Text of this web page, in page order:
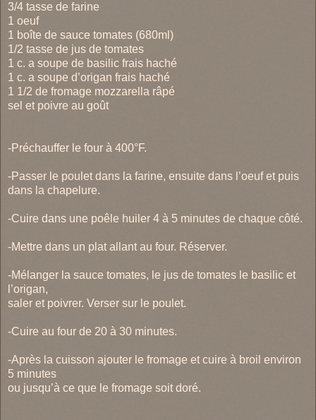
3/4 tasse de farine
1 oeuf
1 boîte de sauce tomates (680ml)
1/2 tasse de jus de tomates
1 c. a soupe de basilic frais haché
1 c. a soupe d’origan frais haché
1 1/2 de fromage mozzarella râpé
sel et poivre au goût
-Préchauffer le four à 400°F.
-Passer le poulet dans la farine, ensuite dans l’oeuf et puis
dans la chapelure.
-Cuire dans une poêle huiler 4 à 5 minutes de chaque côté.
-Mettre dans un plat allant au four. Réserver.
-Mélanger la sauce tomates, le jus de tomates le basilic et
l’origan,
saler et poivrer. Verser sur le poulet.
-Cuire au four de 20 à 30 minutes.
-Après la cuisson ajouter le fromage et cuire à broil environ
5 minutes
ou jusqu’à ce que le fromage soit doré.